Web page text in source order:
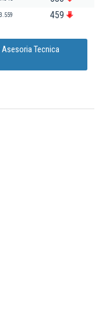
3.559 459
Tecnica